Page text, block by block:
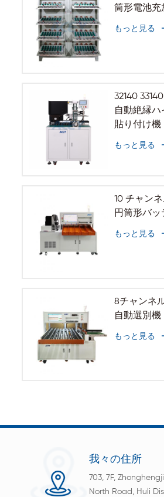
筒形電池充
もっと見る
32140
自動絶縁
貼り付け機
もっと見る
10 チャンネ
円筒形バ
もっと見る
8チャンネ
自動選別機
もっと見る
我々の住所
703, 7F,
North Road, Huli